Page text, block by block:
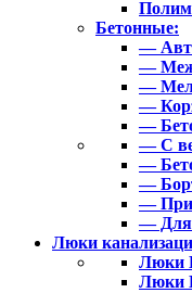
Бетонные:
—
—
—
—
—
— С
—
—
—
— Для
Люки
Люки
Люки